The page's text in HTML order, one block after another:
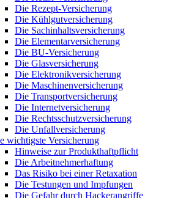
Die Rezept-Versicherung
Die Kühlgutversicherung
Die Sachinhaltsversicherung
Die Elementarversicherung
Die BU-Versicherung
Die Glasversicherung
Die Elektronikversicherung
Die Maschinenversicherung
Die Transportversicherung
Die Internetversicherung
Die Rechtsschutzversicherung
Die Unfallversicherung
wichtigste Versicherung
Hinweise zur Produkthaftpflicht
Die Arbeitnehmerhaftung
Das Risiko bei einer Retaxation
Die Testungen und Impfungen
Die Gefahr durch Hackerangriffe